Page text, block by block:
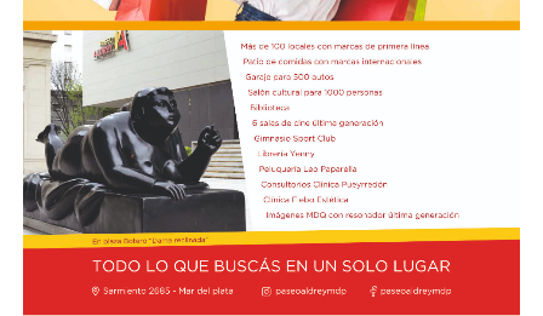
Desde OSSE destacaron que la ampliación del sistema
cloacal representa un aporte importante para la
protección ambiental, ya que permite disminuir la
utilización de pozos absorbentes y contribuye a
preservar las napas de agua subterránea, además de
mejorar las condiciones de higiene y salubridad para los
vecinos.
Tras la apertura de sobres, el expediente continuará su
recorrido administrativo con la intervención de la
Comisión de Estudio de Ofertas y Adjudicación, que